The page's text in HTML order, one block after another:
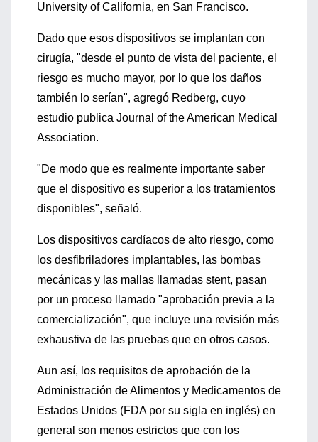
University of California, en San Francisco.
Dado que esos dispositivos se implantan con
cirugía, "desde el punto de vista del paciente, el
riesgo es mucho mayor, por lo que los daños
también lo serían", agregó Redberg, cuyo
estudio publica Journal of the American Medical
Association.
"De modo que es realmente importante saber
que el dispositivo es superior a los tratamientos
disponibles", señaló.
Los dispositivos cardíacos de alto riesgo, como
los desfibriladores implantables, las bombas
mecánicas y las mallas llamadas stent, pasan
por un proceso llamado "aprobación previa a la
comercialización", que incluye una revisión más
exhaustiva de las pruebas que en otros casos.
Aun así, los requisitos de aprobación de la
Administración de Alimentos y Medicamentos de
Estados Unidos (FDA por su sigla en inglés) en
general son menos estrictos que con los